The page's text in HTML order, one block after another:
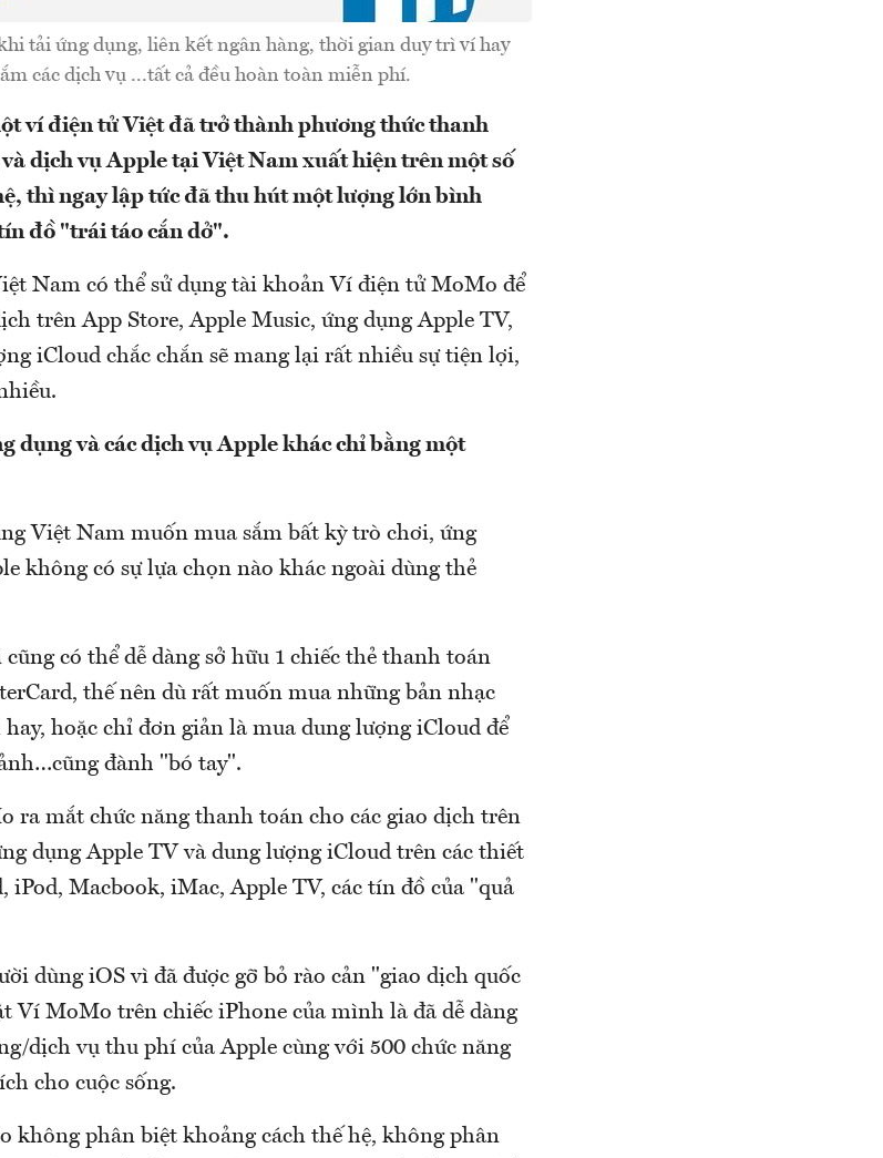
tải ứng dụng, liên kết ngân hàng, thời gian duy trì ví hay
các dịch vụ ...tất cả đều hoàn toàn miễn phí.
ví điện tử Việt đã trở thành phương thức thanh
dịch vụ Apple tại Việt Nam xuất hiện trên một số
thì ngay lập tức đã thu hút một lượng lớn bình
đồ "trái táo cắn dở".
Nam có thể sử dụng tài khoản Ví điện tử MoMo để
trên App Store, Apple Music, ứng dụng Apple TV,
iCloud chắc chắn sẽ mang lại rất nhiều sự tiện lợi,
dụng và các dịch vụ Apple khác chỉ bằng một
Việt Nam muốn mua sắm bất kỳ trò chơi, ứng
không có sự lựa chọn nào khác ngoài dùng thẻ
có thể dễ dàng sở hữu 1 chiếc thẻ thanh toán
thế nên dù rất muốn mua những bản nhạc
hoặc chỉ đơn giản là mua dung lượng iCloud để
đành "bó tay".
ra mắt chức năng thanh toán cho các giao dịch trên
dụng Apple TV và dung lượng iCloud trên các thiết
iPod, Macbook, iMac, Apple TV, các tín đồ của "quả
dùng iOS vì đã được gỡ bỏ rào cản "giao dịch quốc
Ví MoMo trên chiếc iPhone của mình là đã dễ dàng
dịch vụ thu phí của Apple cùng với 500 chức năng
cho cuộc sống.
không phân biệt khoảng cách thế hệ, không phân